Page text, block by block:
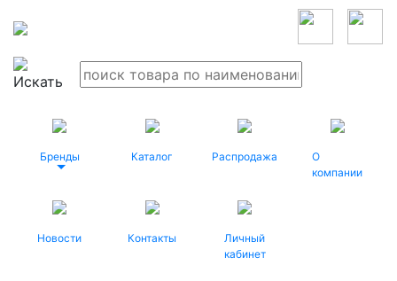
Бренды Каталог Распродажа
О
компании
Новости Контакты
Личный
кабинет